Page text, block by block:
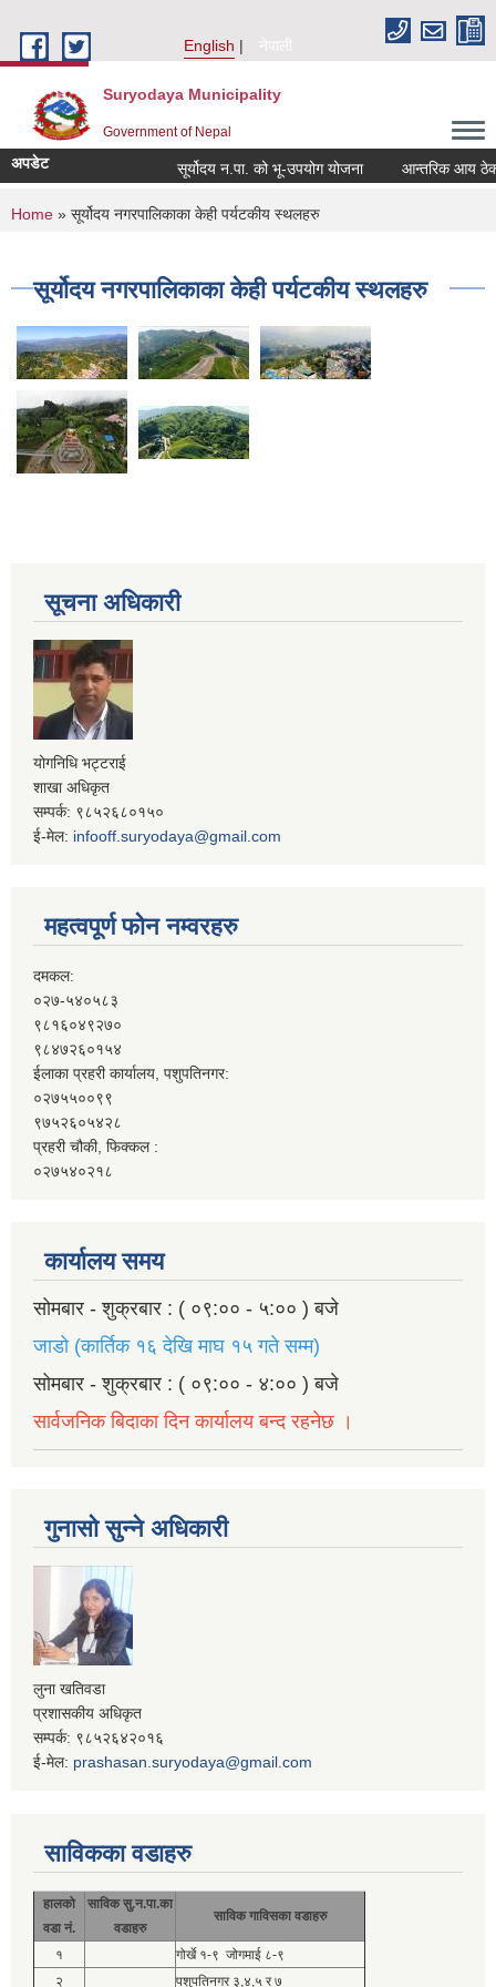
English
नेपाली
Suryodaya Municipality
Government of Nepal
अपडेट सूर्योदय न.पा. को भू-उपयोग योजना आन्तरिक आय ठेक्का
You are here
Home » सूर्योदय नगरपालिकाका केही पर्यटकीय स्थलहरु
सूर्योदय नगरपालिकाका केही पर्यटकीय स्थलहरु
सूचना अधिकारी
योगनिधि भट्टराई
शाखा अधिकृत
सम्पर्क: ९८५२६८०१५०
ई-मेल: infooff.suryodaya@gmail.com
महत्वपूर्ण फोन नम्वरहरु
दमकल:
०२७-५४०५८३
९८१६०४९२७०
९८४७२६०१५४
ईलाका प्रहरी कार्यालय, पशुपतिनगर:
०२७५५००९९
९७५२६०५४२८
प्रहरी चौकी, फिक्कल :
०२७५४०२१८
कार्यालय समय
सोमबार - शुक्रबार : ( ०९:०० - ५:०० ) बजे
जाडो (कार्तिक १६ देखि माघ १५ गते सम्म)
सोमबार - शुक्रबार : ( ०९:०० - ४:०० ) बजे
सार्वजनिक बिदाका दिन कार्यालय बन्द रहनेछ ।
गुनासो सुन्ने अधिकारी
लुना खतिवडा
प्रशासकीय अधिकृत
सम्पर्क: ९८५२६४२०१६
ई-मेल: prashasan.suryodaya@gmail.com
साविकका वडाहरु
हालको
वडा नं.
साविक सु.न.पा.का
वडाहरु
साविक गाविसका वडाहरु
१
गोर्खे १-९ जोगमाई ८-९
२
पशुपतिनगर ३,४,५ र ७